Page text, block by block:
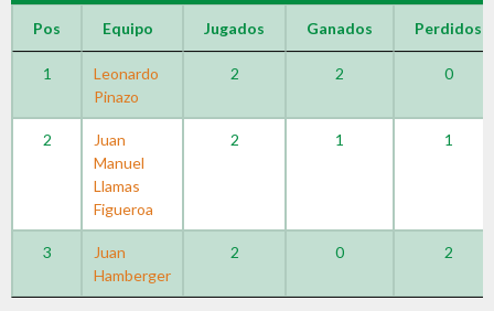
Pos Equipo Jugados Ganados Perdidos
1
Leonardo
Pinazo
2 2 0
2
Juan
Manuel
Llamas
Figueroa
2 1 1
3
Juan
Hamberger
2 0 2